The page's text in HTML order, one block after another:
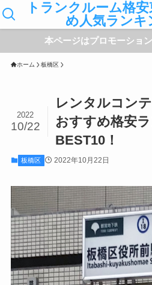
トランクルーム格
め人気ランキ
本ページはプロモーショ
ホーム 板橋区
レンタルコン
おすすめ格安
BEST10！
2022
10/22
板橋区 2022年10月22日